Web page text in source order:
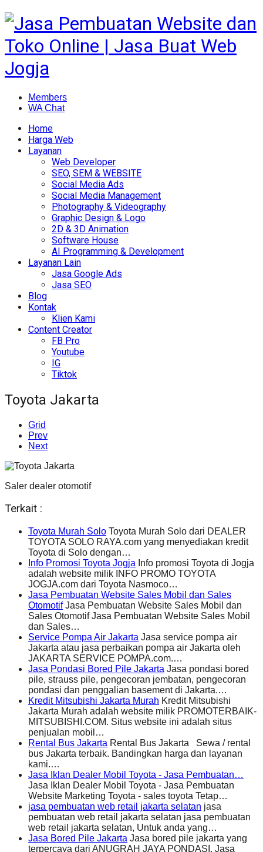
Members
WA Chat
Home
Harga Web
Layanan
Web Developer
SEO, SEM & WEBSITE
Social Media Ads
Social Media Management
Photography & Videography
Graphic Design & Logo
2D & 3D Animation
Software House
AI Programming & Development
Layanan Lain
Jasa Google Ads
Jasa SEO
Blog
Kontak
Klien Kami
Content Creator
FB Pro
Youtube
IG
Tiktok
Toyota Jakarta
Grid
Prev
Next
Saler dealer otomotif
Terkait :
Toyota Murah Solo Toyota Murah Solo dari DEALER
TOYOTA SOLO RAYA.com yang menyediakan kredit
Toyota di Solo dengan…
Info Promosi Toyota Jogja Info promosi Toyota di Jogja
adalah website milik INFO PROMO TOYOTA
JOGJA.com dari Toyota Nasmoco…
Jasa Pembuatan Website Sales Mobil dan Sales
OtomotifJasa Pembuatan Website Sales Mobil dan
Sales Otomotif Jasa Pembuatan Website Sales Mobil
dan Sales…
Service Pompa Air Jakarta Jasa service pompa air
Jakarta atau jasa perbaikan pompa air Jakarta oleh
JAKARTA SERVICE POMPA.com.…
Jasa Pondasi Bored Pile Jakarta Jasa pondasi bored
pile, strauss pile, pengecoran jembatan, pengecoran
pondasi dan penggalian basement di Jakarta.…
Kredit Mitsubishi Jakarta Murah Kredit Mitsubishi
Jakarta Murah adalah website milik PROMOTERBAIK-
MITSUBISHI.COM. Situs website ini adalah situs
penjualan mobil…
Rental Bus Jakarta Rental Bus Jakarta Sewa / rental
bus Jakarta terbaik. Bandingkan harga dan layanan
kami.…
Jasa Iklan Dealer Mobil Toyota - Jasa Pembuatan…
Jasa Iklan Dealer Mobil Toyota - Jasa Pembuatan
Website Marketing Toyota - sales toyota Tetap…
jasa pembuatan web retail jakarta selatan jasa
pembuatan web retail jakarta selatan jasa pembuatan
web retail jakarta selatan, Untuk anda yang…
Jasa Bored Pile Jakarta Jasa bored pile jakarta yang
terpercaya dari ANUGRAH JAYA PONDASI. Jasa